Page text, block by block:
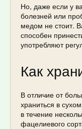
Но, даже если у
болезней или
медом не стоит.
способен
употребляют
Как
В отличие от
храниться в
в течение
фацелиевого